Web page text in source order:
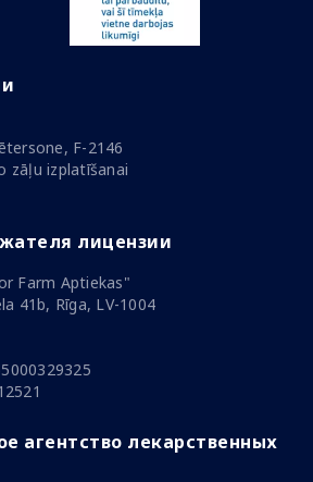
F-2146
zāļu izplatīšanai
лицензии
Farm Aptiekas"
41b, Rīga, LV-1004
агентство лекарственных